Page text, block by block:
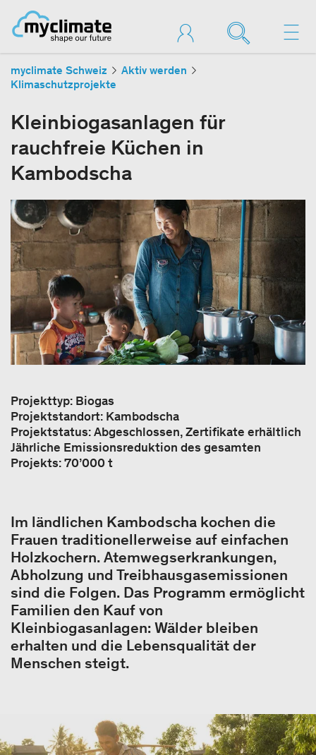
myclimate Schweiz
Aktiv werden
Klimaschutzprojekte
Kleinbiogasanlagen für
rauchfreie Küchen in
Kambodscha
Projekttyp: Biogas
Projektstandort: Kambodscha
Projektstatus: Abgeschlossen, Zertifikate erhältlich
Jährliche Emissionsreduktion des gesamten
Projekts: 70’000 t
Im ländlichen Kambodscha kochen die
Frauen traditionellerweise auf einfachen
Holzkochern. Atemwegserkrankungen,
Abholzung und Treibhausgasemissionen
sind die Folgen. Das Programm ermöglicht
Familien den Kauf von
Kleinbiogasanlagen: Wälder bleiben
erhalten und die Lebensqualität der
Menschen steigt.